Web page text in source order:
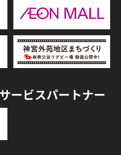
ービスパートナー